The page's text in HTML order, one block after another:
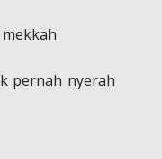
pernah nyerah